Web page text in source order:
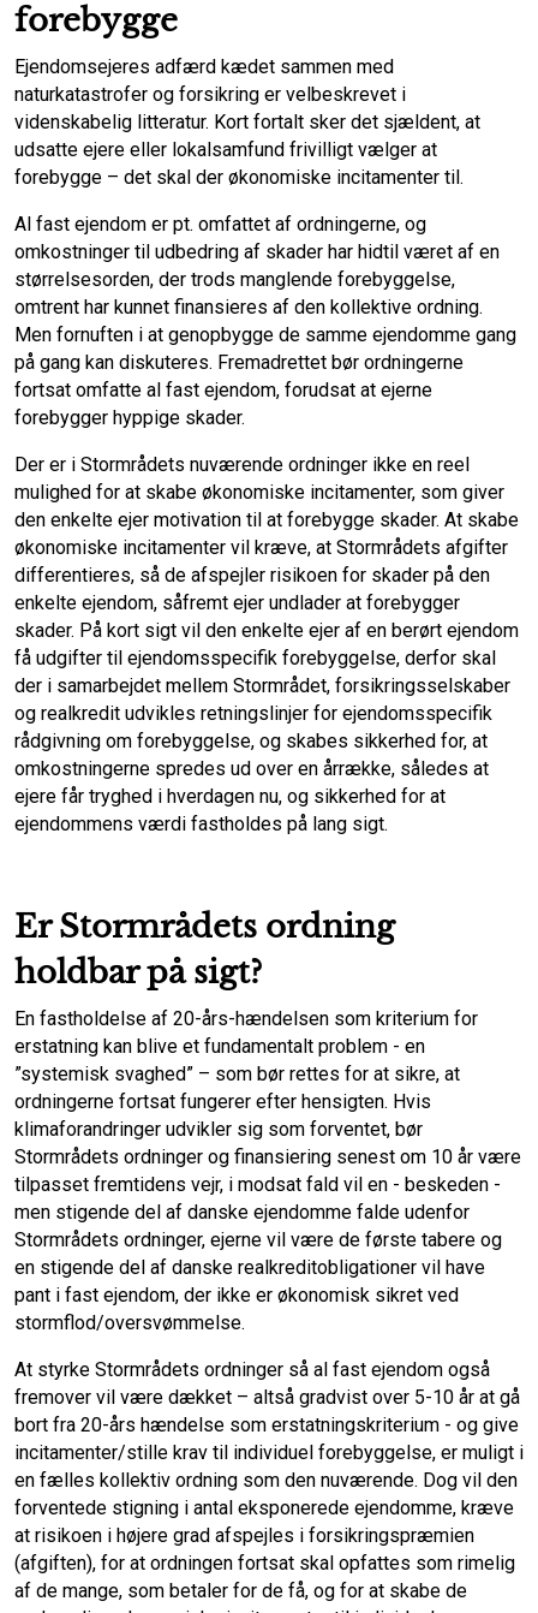
forebygge
Ejendomsejeres adfærd kædet sammen med
naturkatastrofer og forsikring er velbeskrevet i
videnskabelig litteratur. Kort fortalt sker det sjældent, at
udsatte ejere eller lokalsamfund frivilligt vælger at
forebygge – det skal der økonomiske incitamenter til.
Al fast ejendom er pt. omfattet af ordningerne, og
omkostninger til udbedring af skader har hidtil været af en
størrelsesorden, der trods manglende forebyggelse,
omtrent har kunnet finansieres af den kollektive ordning.
Men fornuften i at genopbygge de samme ejendomme gang
på gang kan diskuteres. Fremadrettet bør ordningerne
fortsat omfatte al fast ejendom, forudsat at ejerne
forebygger hyppige skader.
Der er i Stormrådets nuværende ordninger ikke en reel
mulighed for at skabe økonomiske incitamenter, som giver
den enkelte ejer motivation til at forebygge skader. At skabe
økonomiske incitamenter vil kræve, at Stormrådets afgifter
differentieres, så de afspejler risikoen for skader på den
enkelte ejendom, såfremt ejer undlader at forebygger
skader. På kort sigt vil den enkelte ejer af en berørt ejendom
få udgifter til ejendomsspecifik forebyggelse, derfor skal
der i samarbejdet mellem Stormrådet, forsikringsselskaber
og realkredit udvikles retningslinjer for ejendomsspecifik
rådgivning om forebyggelse, og skabes sikkerhed for, at
omkostningerne spredes ud over en årrække, således at
ejere får tryghed i hverdagen nu, og sikkerhed for at
ejendommens værdi fastholdes på lang sigt.
Er Stormrådets ordning
holdbar på sigt?
En fastholdelse af 20-års-hændelsen som kriterium for
erstatning kan blive et fundamentalt problem - en
”systemisk svaghed” – som bør rettes for at sikre, at
ordningerne fortsat fungerer efter hensigten. Hvis
klimaforandringer udvikler sig som forventet, bør
Stormrådets ordninger og finansiering senest om 10 år være
tilpasset fremtidens vejr, i modsat fald vil en - beskeden -
men stigende del af danske ejendomme falde udenfor
Stormrådets ordninger, ejerne vil være de første tabere og
en stigende del af danske realkreditobligationer vil have
pant i fast ejendom, der ikke er økonomisk sikret ved
stormflod/oversvømmelse.
At styrke Stormrådets ordninger så al fast ejendom også
fremover vil være dækket – altså gradvist over 5-10 år at gå
bort fra 20-års hændelse som erstatningskriterium - og give
incitamenter/stille krav til individuel forebyggelse, er muligt i
en fælles kollektiv ordning som den nuværende. Dog vil den
forventede stigning i antal eksponerede ejendomme, kræve
at risikoen i højere grad afspejles i forsikringspræmien
(afgiften), for at ordningen fortsat skal opfattes som rimelig
af de mange, som betaler for de få, og for at skabe de